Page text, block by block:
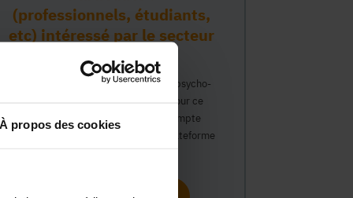
À propos des cookies
(professionnels, étudiants,
etc) intéressé par le secteur
PMS
Vous travaillez déjà dans le secteur psycho-
médico-social ou avez un intérêt pour ce
secteur et souhaitez obtenir un compte
personnel pour interagir sur notre plateforme